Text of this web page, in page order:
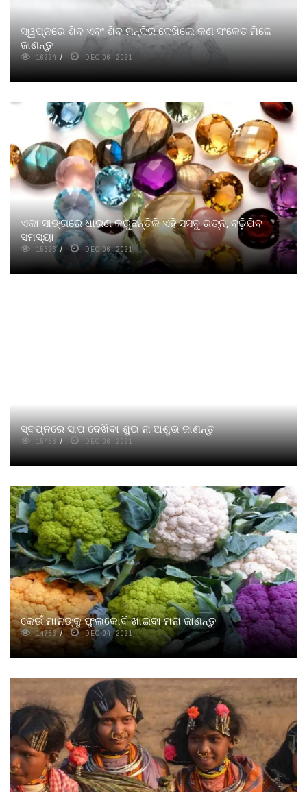
ସ୍ୱପ୍ନରେ ଶିବ ଏବଂ ଶିବ ମନ୍ଦିର ଦେଖିଲେ କଣ ସଂକେତ ମିଳେ
ଜାଣନ୍ତୁ
16224 DEC 06, 2021
ଏକା ସାଙ୍ଗରେ ଧାରଣ କରୁଛନ୍ତିକି ଏହି ସସବୁ ରତ୍ନ, ବଢ଼ିଯିବ
ସମସ୍ୟା
15326 DEC 06, 2021
ସ୍ବପ୍ନରେ ସାପ ଦେଖିବା ଶୁଭ ନା ଅଶୁଭ ଜାଣନ୍ତୁ
15458 DEC 06, 2021
କେଉଁ ମାନଙ୍କୁ ଫୁଲକୋବି ଖାଇବା ମନା ଜାଣନ୍ତୁ
14753 DEC 04, 2021